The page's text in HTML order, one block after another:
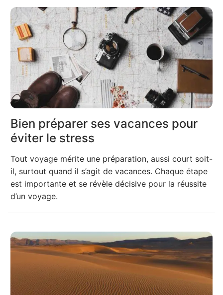
Bien préparer ses vacances pour
éviter le stress
Tout voyage mérite une préparation, aussi court soit-
il, surtout quand il s’agit de vacances. Chaque étape
est importante et se révèle décisive pour la réussite
d’un voyage.